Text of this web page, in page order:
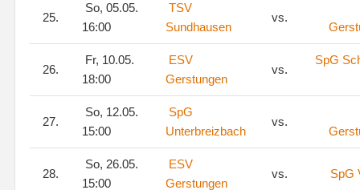
25.
So, 05.05.
16:00
TSV
Sundhausen
vs.
26.
Fr, 10.05.
18:00
ESV
Gerstungen
vs.
SpG
27.
So, 12.05.
15:00
SpG
Unterbreizbach
vs.
28.
So, 26.05.
15:00
ESV
Gerstungen
vs. SpG